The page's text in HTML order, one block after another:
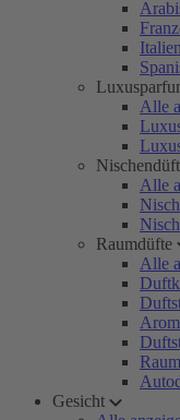
Alle
Alle
Raumdüfte
Alle
Gesicht